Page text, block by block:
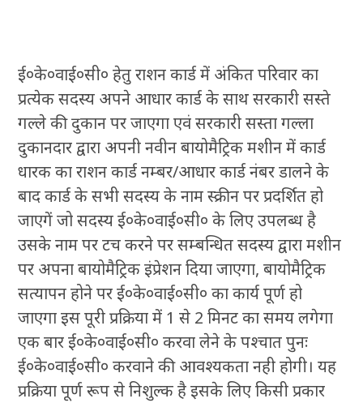
ई०के०वाई०सी० हेतु राशन कार्ड में अंकित परिवार का
प्रत्येक सदस्य अपने आधार कार्ड के साथ सरकारी सस्ते
गल्ले की दुकान पर जाएगा एवं सरकारी सस्ता गल्ला
दुकानदार द्वारा अपनी नवीन बायोमैट्रिक मशीन में कार्ड
धारक का राशन कार्ड नम्बर/आधार कार्ड नंबर डालने के
बाद कार्ड के सभी सदस्य के नाम स्क्रीन पर प्रदर्शित हो
जाएगें जो सदस्य ई०के०वाई०सी० के लिए उपलब्ध है
उसके नाम पर टच करने पर सम्बन्धित सदस्य द्वारा मशीन
पर अपना बायोमैट्रिक इंप्रेशन दिया जाएगा, बायोमैट्रिक
सत्यापन होने पर ई०के०वाई०सी० का कार्य पूर्ण हो
जाएगा इस पूरी प्रक्रिया में 1 से 2 मिनट का समय लगेगा
एक बार ई०के०वाई०सी० करवा लेने के पश्चात पुनः
ई०के०वाई०सी० करवाने की आवश्यकता नही होगी। यह
प्रक्रिया पूर्ण रूप से निशुल्क है इसके लिए किसी प्रकार